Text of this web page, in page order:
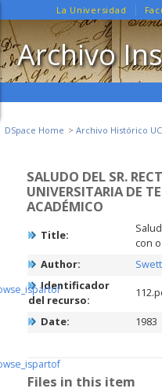
La Universidad
Archivo
DSpace Home Archivo Histórico UC
SALUDO DEL SR.
UNIVERSITARIA DE
ACADÉMICO
Title:
con
Author:
Identificador
del recurso:
Date: 1983
Files in this item